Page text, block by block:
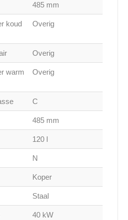
485 mm
koud
Overig
Overig
warm
Overig
C
485 mm
120 l
N
Koper
Staal
40 kW